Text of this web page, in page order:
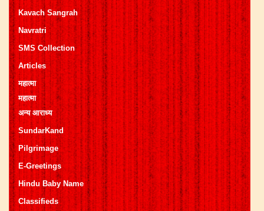
Kavach Sangrah
Navratri
SMS Collection
Articles
महात्मा
महात्मा
अन्य आराध्य
SundarKand
Pilgrimage
E-Greetings
Hindu Baby Name
Classifieds